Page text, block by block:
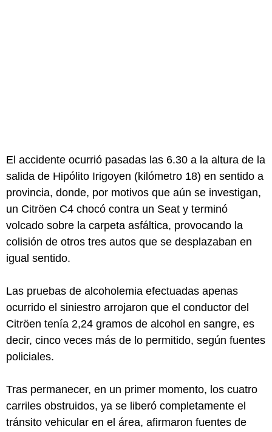
El accidente ocurrió pasadas las 6.30 a la altura de la
salida de Hipólito Irigoyen (kilómetro 18) en sentido a
provincia, donde, por motivos que aún se investigan,
un Citröen C4 chocó contra un Seat y terminó
volcado sobre la carpeta asfáltica, provocando la
colisión de otros tres autos que se desplazaban en
igual sentido.
Las pruebas de alcoholemia efectuadas apenas
ocurrido el siniestro arrojaron que el conductor del
Citröen tenía 2,24 gramos de alcohol en sangre, es
decir, cinco veces más de lo permitido, según fuentes
policiales.
Tras permanecer, en un primer momento, los cuatro
carriles obstruidos, ya se liberó completamente el
tránsito vehicular en el área, afirmaron fuentes de